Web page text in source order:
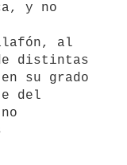
y no
al
distintas
su grado
del